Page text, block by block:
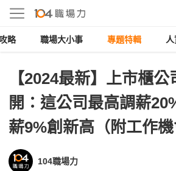
略 職場大小事 專題特輯
【2024最新】上市櫃
開：這公司最高調薪
薪9%創新高（附工作機
104職場力